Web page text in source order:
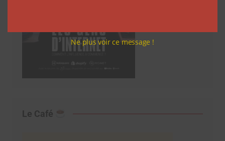
Le Café
Ne plus voir ce message !